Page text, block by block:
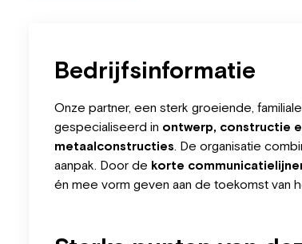
Bedrijfsinformatie
Onze partner, een sterk groeiende,
gespecialiseerd in ontwerp, constructie
metaalconstructies. De organisatie
aanpak. Door de korte
én mee vorm geven aan de toekomst van